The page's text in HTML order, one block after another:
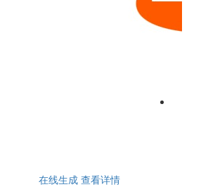
在线生成 查看详情